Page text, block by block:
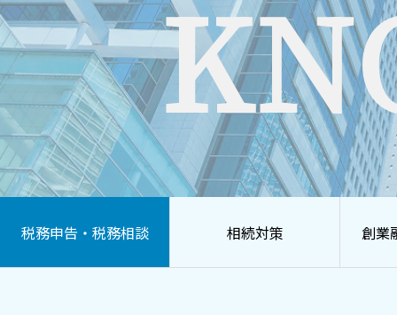
税務申告・税務相談 相続対策 創業